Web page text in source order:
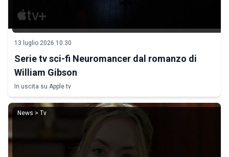
13 luglio 2026 10:30
Serie tv sci-fi Neuromancer dal romanzo di
William Gibson
In uscita su Apple tv
News > Tv